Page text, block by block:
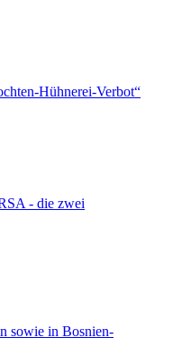
Hühnerei-Verbot“
- die zwei
sowie in Bosnien-